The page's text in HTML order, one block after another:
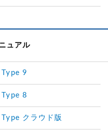
ュアル
9
8
クラウド版